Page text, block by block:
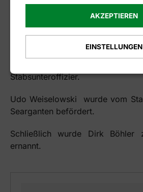
Obergefreite Michael Uhlhorn,
Sönke Theesfeld wurden gar
befördert.
Weiter ging es mit dem
Stabsunteroffizier.
Udo Weiselowski wurde vom
Searganten befördert.
Schließlich wurde Dirk Böhler
ernannt.
AKZEPTIEREN
EINSTELLUNGEN